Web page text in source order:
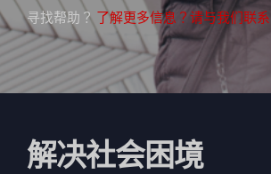
寻找帮助？ 了解更多信息？请与我们联系
解决社会困境